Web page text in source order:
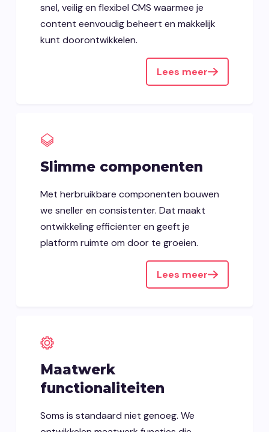
snel, veilig en flexibel CMS waarmee je
content eenvoudig beheert en makkelijk
kunt doorontwikkelen.
Lees meer
Slimme componenten
Met herbruikbare componenten bouwen
we sneller en consistenter. Dat maakt
ontwikkeling efficiënter en geeft je
platform ruimte om door te groeien.
Lees meer
Maatwerk
functionaliteiten
Soms is standaard niet genoeg. We